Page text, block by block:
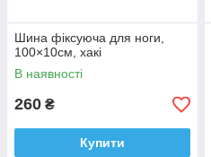
Шина фіксуюча для ноги,
100×10см, хакі
В наявності
260 ₴
Купити